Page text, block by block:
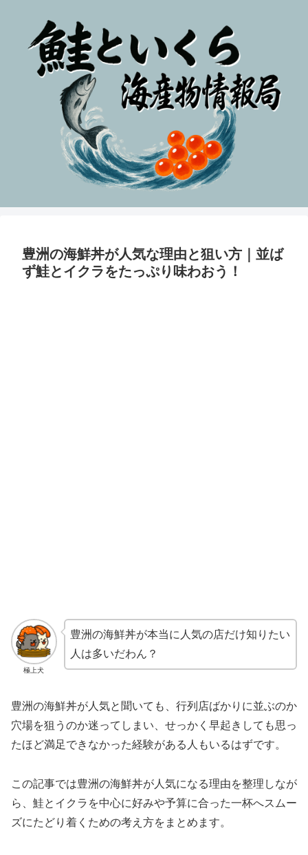
豊洲の海鮮丼が人気な理由と狙い方｜並ば
ず鮭とイクラをたっぷり味わおう！
極上犬
豊洲の海鮮丼が本当に人気の店だけ知りたい
人は多いだわん？
豊洲の海鮮丼が人気と聞いても、行列店ばかりに並ぶのか
穴場を狙うのか迷ってしまい、せっかく早起きしても思っ
たほど満足できなかった経験がある人もいるはずです。
この記事では豊洲の海鮮丼が人気になる理由を整理しなが
ら、鮭とイクラを中心に好みや予算に合った一杯へスムー
ズにたどり着くための考え方をまとめます。